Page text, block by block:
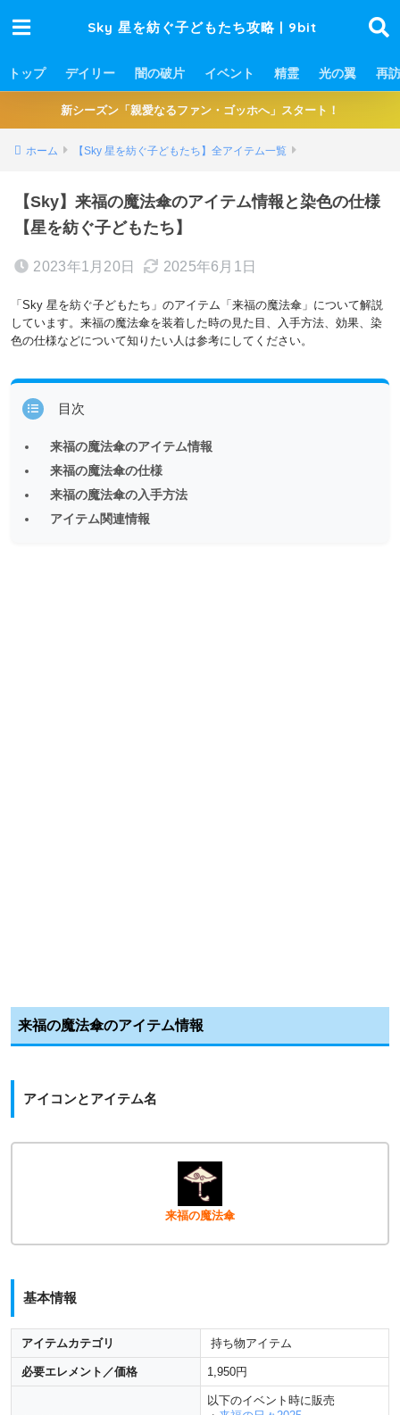
Sky 星を紡ぐ子どもたち攻略 | 9bit
トップ デイリー 闇の破片 イベント 精霊 光の翼 再訪
新シーズン「親愛なるファン・ゴッホへ」スタート！
ホーム 【Sky 星を紡ぐ子どもたち】全アイテム一覧
【Sky】来福の魔法傘のアイテム情報と染色の仕様
【星を紡ぐ子どもたち】
2023年1月20日 2025年6月1日
「Sky 星を紡ぐ子どもたち」のアイテム「来福の魔法傘」について解説
しています。来福の魔法傘を装着した時の見た目、入手方法、効果、染
色の仕様などについて知りたい人は参考にしてください。
目次
来福の魔法傘のアイテム情報
来福の魔法傘の仕様
来福の魔法傘の入手方法
アイテム関連情報
来福の魔法傘のアイテム情報
アイコンとアイテム名
来福の魔法傘
基本情報
アイテムカテゴリ 持ち物アイテム
必要エレメント／価格 1,950円
以下のイベント時に販売